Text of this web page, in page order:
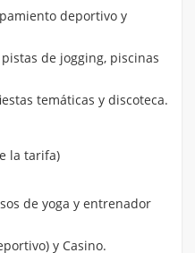
deportivo y
de jogging, piscinas
temáticas y discoteca.
la tarifa)
de yoga y entrenador
y Casino.